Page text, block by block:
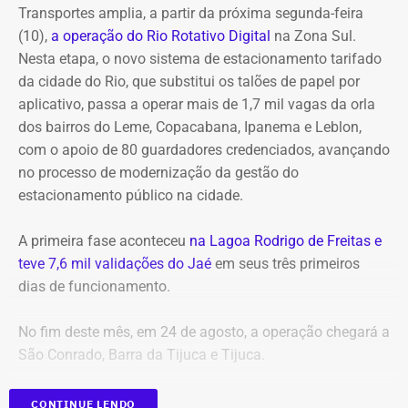
mandantes do assassinato da vereadora Marielle Franco
e do motorista Anderson Gome.
A indicação fica sob responsabilidade da Alerj e Couto
sinalizou que não interferirá, desde que o escolhido não
seja ligado ao grupo político de Cláudio Castro. Douglas
Ruas convocou uma reunião do Colégio de Líderes, que
deve acontecer já na próxima segunda-feira (10) para
resolver as duas situações. O objetivo deve ser definir um
Tribunal de Contas, além de prazos para sabatinas e
votações.
idade entre 35 e 70 anos
Transportes amplia, a partir da próxima segunda-feira
(10), a operação do Rio Rotativo Digital na Zona Sul.
Nesta etapa, o novo sistema de estacionamento tarifado
da cidade do Rio, que substitui os talões de papel por
aplicativo, passa a operar mais de 1,7 mil vagas da orla
dos bairros do Leme, Copacabana, Ipanema e Leblon,
com o apoio de 80 guardadores credenciados, avançando
no processo de modernização da gestão do
estacionamento público na cidade.
A primeira fase aconteceu na Lagoa Rodrigo de Freitas e
teve 7,6 mil validações do Jaé em seus três primeiros
dias de funcionamento.
No fim deste mês, em 24 de agosto, a operação chegará a
São Conrado, Barra da Tijuca e Tijuca.